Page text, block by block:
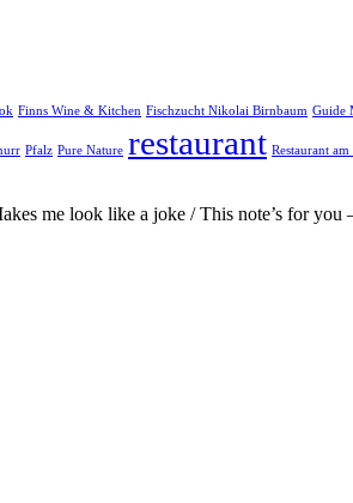
Finns Wine & Kitchen Fischzucht Nikolai Birnbaum Guide
Pfalz Pure Nature restaurant Restaurant
me look like a joke / This note’s for you